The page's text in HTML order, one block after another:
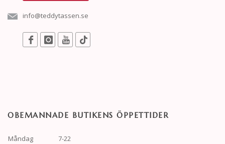
info@teddytassen.se
OBEMANNADE BUTIKENS ÖPPETTIDER
Måndag
7-22